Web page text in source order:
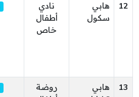
12
هابي
سكول
نادي
أطفال
خاص
13
هابي
روضة